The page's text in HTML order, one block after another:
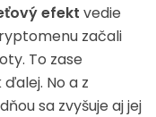
efektvedie
začali
To zase
No a z
sa zvyšuje aj jej